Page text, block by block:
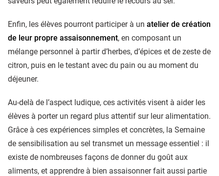
Enfin, les élèves pourront participer à un atelier de création
de leur propre assaisonnement, en composant un
mélange personnel à partir d’herbes, d’épices et de zeste de
citron, puis en le testant avec du pain ou au moment du
déjeuner.
Au-delà de l’aspect ludique, ces activités visent à aider les
élèves à porter un regard plus attentif sur leur alimentation.
Grâce à ces expériences simples et concrètes, la Semaine
de sensibilisation au sel transmet un message essentiel : il
existe de nombreuses façons de donner du goût aux
aliments, et apprendre à bien assaisonner fait aussi partie